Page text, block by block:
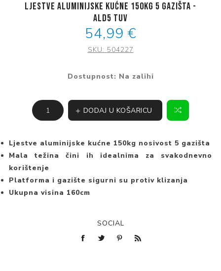
Ljestve aluminijske kućne 150kg 5 gazišta -
ALD5 TUV
54,99 €
SKU: 504227
Dostupnost: Na zalihi
DODAJ U KOŠARICU
Ljestve aluminijske kućne 150kg nosivost 5 gazišta
Mala težina čini ih idealnima za svakodnevno
korištenje
Platforma i gazište sigurni su protiv klizanja
Ukupna visina 160cm
SOCIAL